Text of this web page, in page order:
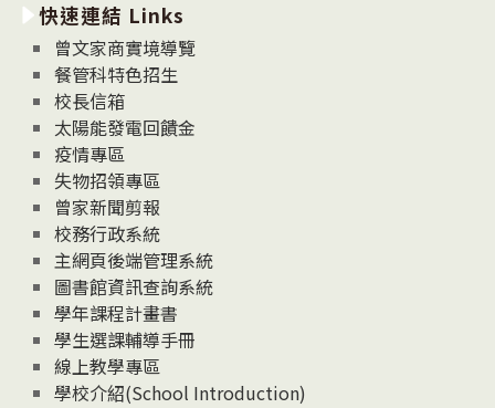
消
息
News
快速連結 Links
曾文家商實境導覽
餐管科特色招生
校長信箱
太陽能發電回饋金
疫情專區
失物招領專區
曾家新聞剪報
校務行政系統
主網頁後端管理系統
圖書館資訊查詢系統
學年課程計畫書
學生選課輔導手冊
線上教學專區
學校介紹(School Introduction)